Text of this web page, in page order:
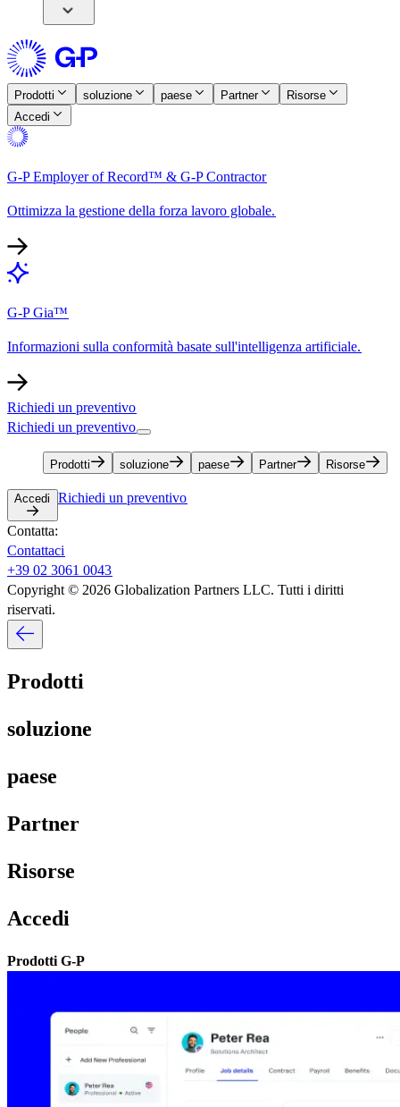
Prodotti​​ soluzione​​ paese​​ Partner​​
Risorse​​
Accedi​​
G-P Employer of Record™ & G-P Contractor​​
Ottimizza la gestione della forza lavoro globale.​​
G-P Gia™​​
Informazioni sulla conformità basate sull'intelligenza artificiale.​​
Richiedi un preventivo​​
Richiedi un preventivo​​
Prodotti​​ soluzione​​ paese​​ Partner​​ Risorse​​
Accedi​​ Richiedi un preventivo​​
Contatta:​​
Contattaci​​
+39 02 3061 0043​​
Copyright © 2026 Globalization Partners LLC. Tutti i diritti
riservati.​​
Prodotti​​
soluzione​​
paese​​
Partner​​
Risorse​​
Accedi​​
Prodotti G-P​​